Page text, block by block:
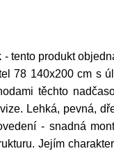
- tento produkt
78 140x200 cm s
těchto
Lehká, pevná,
- snadná
Jejím